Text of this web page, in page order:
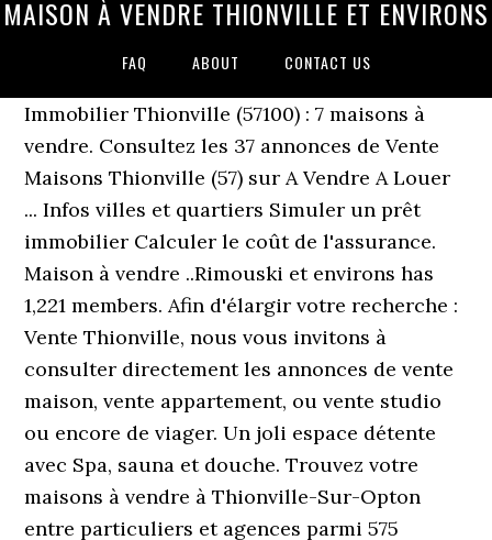
MAISON À VENDRE THIONVILLE ET ENVIRONS
FAQ ABOUT CONTACT US
Immobilier Thionville (57100) : 7 maisons à
vendre. Consultez les 37 annonces de Vente
Maisons Thionville (57) sur A Vendre A Louer
... Infos villes et quartiers Simuler un prêt
immobilier Calculer le coût de l'assurance.
Maison à vendre ..Rimouski et environs has
1,221 members. Afin d'élargir votre recherche :
Vente Thionville, nous vous invitons à
consulter directement les annonces de vente
maison, vente appartement, ou vente studio
ou encore de viager. Un joli espace détente
avec Spa, sauna et douche. Trouvez votre
maisons à vendre à Thionville-Sur-Opton
entre particuliers et agences parmi 575